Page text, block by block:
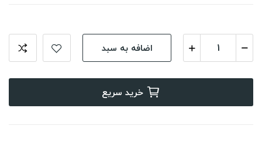
اضافه به سبد
خرید سریع